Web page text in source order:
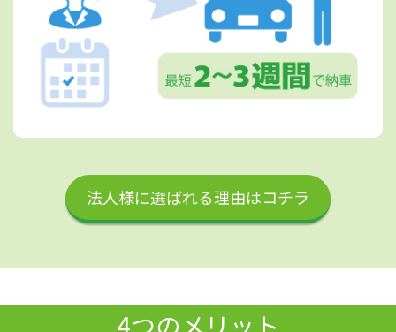
法人様に選ばれる理由はコチラ
4つのメリット